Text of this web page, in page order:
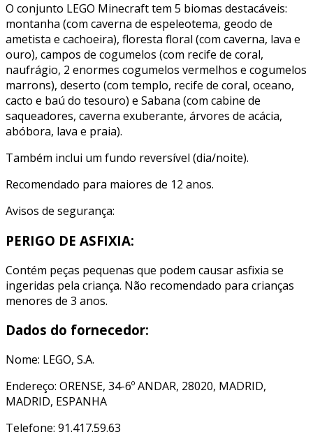
O conjunto LEGO Minecraft tem 5 biomas destacáveis:
montanha (com caverna de espeleotema, geodo de
ametista e cachoeira), floresta floral (com caverna, lava e
ouro), campos de cogumelos (com recife de coral,
naufrágio, 2 enormes cogumelos vermelhos e cogumelos
marrons), deserto (com templo, recife de coral, oceano,
cacto e baú do tesouro) e Sabana (com cabine de
saqueadores, caverna exuberante, árvores de acácia,
abóbora, lava e praia).
Também inclui um fundo reversível (dia/noite).
Recomendado para maiores de 12 anos.
Avisos de segurança:
PERIGO DE ASFIXIA:
Contém peças pequenas que podem causar asfixia se
ingeridas pela criança. Não recomendado para crianças
menores de 3 anos.
Dados do fornecedor:
Nome: LEGO, S.A.
Endereço: ORENSE, 34-6º ANDAR, 28020, MADRID,
MADRID, ESPANHA
Telefone: 91.417.59.63